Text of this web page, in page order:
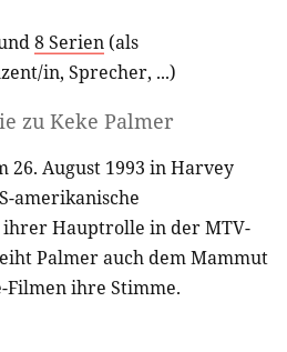
8 Serien (als
in, Sprecher, ...)
zu Keke Palmer
26. August 1993 in Harvey
amerikanische
ihrer Hauptrolle in der MTV-
Palmer auch dem Mammut
Filmen ihre Stimme.